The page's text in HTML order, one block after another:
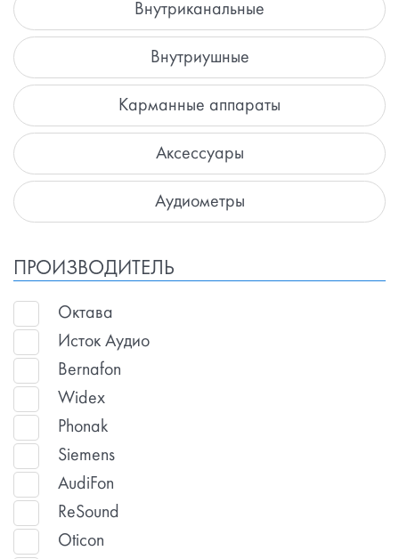
Внутриканальные
Внутриушные
Карманные аппараты
Аксессуары
Аудиометры
ПРОИЗВОДИТЕЛЬ
Октава
Исток Аудио
Bernafon
Widex
Phonak
Siemens
AudiFon
ReSound
Oticon